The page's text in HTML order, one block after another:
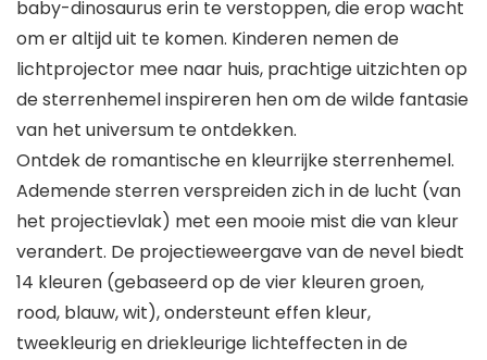
baby-dinosaurus erin te verstoppen, die erop wacht
om er altijd uit te komen. Kinderen nemen de
lichtprojector mee naar huis, prachtige uitzichten op
de sterrenhemel inspireren hen om de wilde fantasie
van het universum te ontdekken.
Ontdek de romantische en kleurrijke sterrenhemel.
Ademende sterren verspreiden zich in de lucht (van
het projectievlak) met een mooie mist die van kleur
verandert. De projectieweergave van de nevel biedt
14 kleuren (gebaseerd op de vier kleuren groen,
rood, blauw, wit), ondersteunt effen kleur,
tweekleurig en driekleurige lichteffecten in de